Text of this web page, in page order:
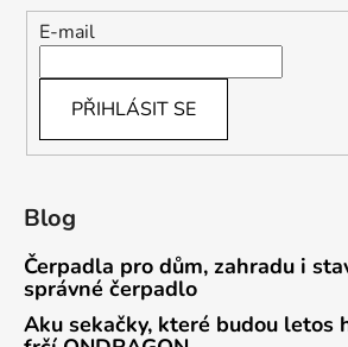
E-mail
PŘIHLÁSIT SE
Blog
Čerpadla pro dům, zahradu i
správné čerpadlo
Aku sekačky, které budou letos